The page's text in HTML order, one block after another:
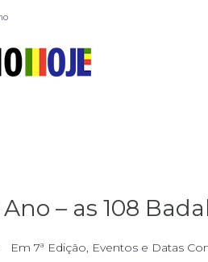
– as 108
Em 7ª Edição, Eventos e Datas